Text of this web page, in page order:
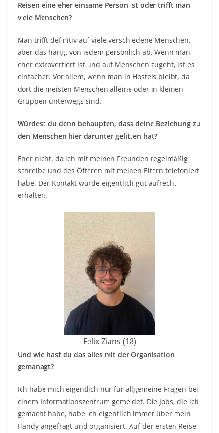
Reisen eine eher einsame Person ist oder trifft man
viele Menschen?
Man trifft definitiv auf viele verschiedene Menschen,
aber das hängt von jedem persönlich ab. Wenn man
eher extrovertiert ist und auf Menschen zugeht, ist es
einfacher. Vor allem, wenn man in Hostels bleibt, da
dort die meisten Menschen alleine oder in kleinen
Gruppen unterwegs sind.
Würdest du denn behaupten, dass deine Beziehung zu
den Menschen hier darunter gelitten hat?
Eher nicht, da ich mit meinen Freunden regelmäßig
schreibe und des Öfteren mit meinen Eltern telefoniert
habe. Der Kontakt wurde eigentlich gut aufrecht
erhalten.
Felix Zians (18)
Und wie hast du das alles mit der Organisation
gemanagt?
Ich habe mich eigentlich nur für allgemeine Fragen bei
einem Informationszentrum gemeldet. Die Jobs, die ich
gemacht habe, habe ich eigentlich immer über mein
Handy angefragt und organisiert. Auf der ersten Reise